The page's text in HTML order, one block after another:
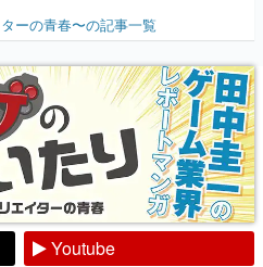
界の快男児・松山 洋に流れる血は
ャンプ』色だった【若ゲのいた
ーの青春〜の記事一覧
Youtube